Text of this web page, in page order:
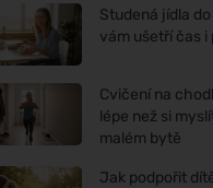
Studená jídla
vám ušetří čas i
Cvičení na
lépe než si
malém bytě
Jak podpořit